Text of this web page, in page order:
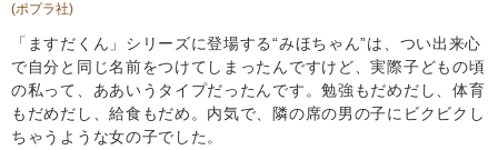
(ポプラ社)
「ますだくん」シリーズに登場する“みほちゃん”は、つい出来心
で自分と同じ名前をつけてしまったんですけど、実際子どもの頃
の私って、ああいうタイプだったんです。勉強もだめだし、体育
もだめだし、給食もだめ。内気で、隣の席の男の子にビクビクし
ちゃうような女の子でした。